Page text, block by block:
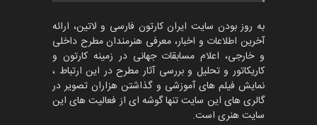
به روز بودن سایت ایران کارتون فارسی و لاتین، ارائه
آخرین اطلاعات و اخبار، معرفی هنرمندان مطرح داخلی
و خارجی، اعلام مسابقات جهانی در زمینه کارتون و
کاریکاتور و تحلیل و بررسی آثار مطرح در این ارتباط ،
نمایش فیلم های آموزشی و گذاشتن هزاران تصویر در
گالری های این سایت تنها گوشه ای از فعالیت های این
سایت هنری است.